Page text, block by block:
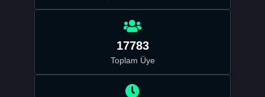
17783
Toplam Üye